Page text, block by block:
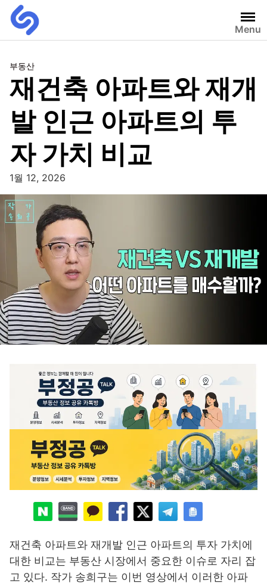
Menu
부동산
재건축 아파트와 재개
발 인근 아파트의 투
자 가치 비교
1월 12, 2026
재건축 아파트와 재개발 인근 아파트의 투자 가치에
대한 비교는 부동산 시장에서 중요한 이슈로 자리 잡
고 있다. 작가 송희구는 이번 영상에서 이러한 아파